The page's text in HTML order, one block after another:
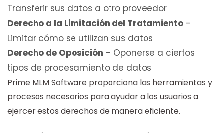
Transferir sus datos a otro proveedor
Derecho a la Limitación del Tratamiento –
Limitar cómo se utilizan sus datos
Derecho de Oposición – Oponerse a ciertos
tipos de procesamiento de datos
Prime MLM Software proporciona las herramientas y
procesos necesarios para ayudar a los usuarios a
ejercer estos derechos de manera eficiente.